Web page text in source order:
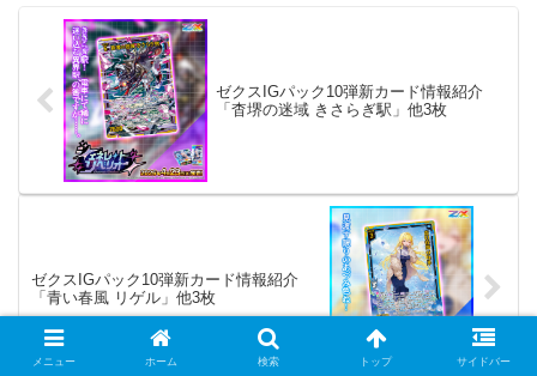
ゼクスIGパック10弾新カード情報紹介
「杳堺の迷域 きさらぎ駅」他3枚
ゼクスIGパック10弾新カード情報紹介
「青い春風 リゲル」他3枚
メニュー ホーム 検索 トップ サイドバー